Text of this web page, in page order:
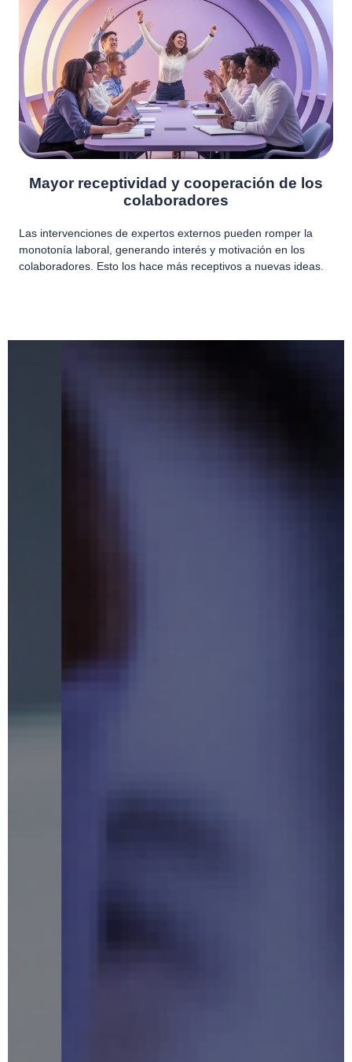
Mayor receptividad y cooperación de los
colaboradores
Las intervenciones de expertos externos pueden romper la
monotonía laboral, generando interés y motivación en los
colaboradores. Esto los hace más receptivos a nuevas ideas.